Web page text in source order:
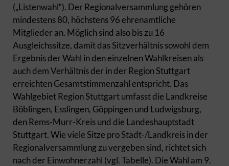
(„Listenwahl“). Der Regionalversammlung gehören
mindestens 80, höchstens 96 ehrenamtliche
Mitglieder an. Möglich sind also bis zu 16
Ausgleichssitze, damit das Sitzverhältnis sowohl dem
Ergebnis der Wahl in den einzelnen Wahlkreisen als
auch dem Verhältnis der in der Region Stuttgart
erreichten Gesamtstimmenzahl entspricht. Das
Wahlgebiet Region Stuttgart umfasst die Landkreise
Böblingen, Esslingen, Göppingen und Ludwigsburg,
den Rems-Murr-Kreis und die Landeshauptstadt
Stuttgart. Wie viele Sitze pro Stadt-/Landkreis in der
Regionalversammlung zu vergeben sind, richtet sich
nach der Einwohnerzahl (vgl. Tabelle). Die Wahl am 9.